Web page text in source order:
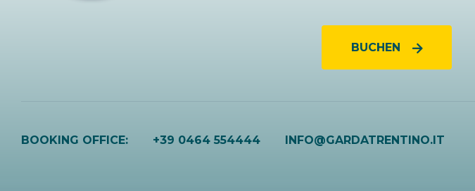
BUCHEN
BOOKING OFFICE: +39 0464 554444 INFO@GARDATRENTINO.IT